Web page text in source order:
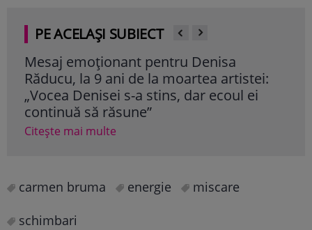
PE ACELAȘI SUBIECT
Mesaj emoționant pentru Denisa
Răducu, la 9 ani de la moartea artistei:
„Vocea Denisei s-a stins, dar ecoul ei
continuă să răsune”
Citește mai multe
carmen bruma energie
miscare
schimbari